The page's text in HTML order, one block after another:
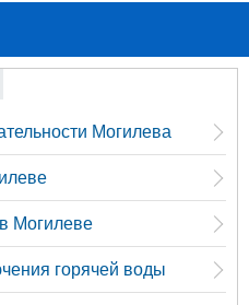
Могилева
Могилеве
горячей воды